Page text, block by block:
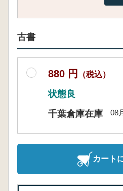
古書
880 円 （税込）
状態良
千葉倉庫在庫
08
カート